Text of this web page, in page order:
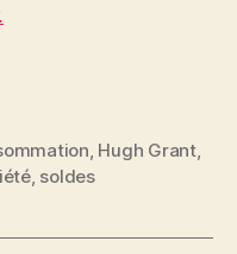
, Hugh Grant,
, soldes